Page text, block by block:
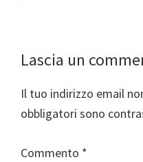
Interazioni
del
lettore
Lascia un
Il tuo indirizzo email
obbligatori sono
Commento *